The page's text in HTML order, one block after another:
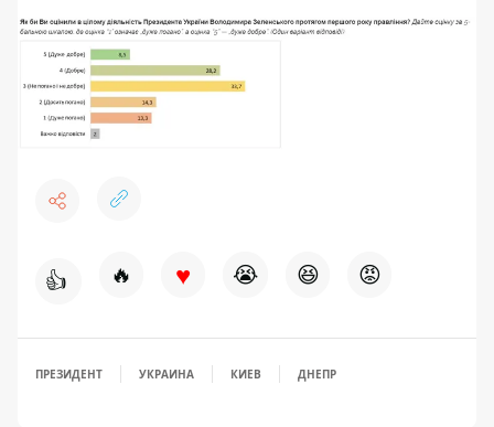
👍 🔥 ♥ 😭 😆 😡
ПРЕЗИДЕНТ УКРАИНА КИЕВ ДНЕПР